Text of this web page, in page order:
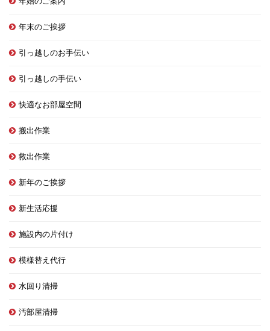
年末のご挨拶
引っ越しのお手伝い
引っ越しの手伝い
快適なお部屋空間
搬出作業
救出作業
新年のご挨拶
新生活応援
施設内の片付け
模様替え代行
水回り清掃
汚部屋清掃